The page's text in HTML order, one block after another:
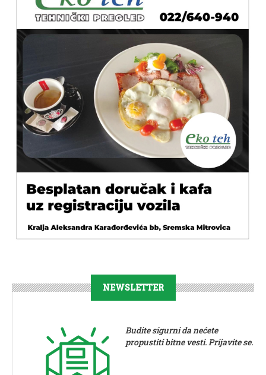
NEWSLETTER
Budite sigurni da nećete
propustiti bitne vesti. Prijavite se.